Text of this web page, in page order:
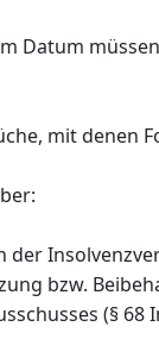
Datum
mit denen
der
bzw.
(§ 68